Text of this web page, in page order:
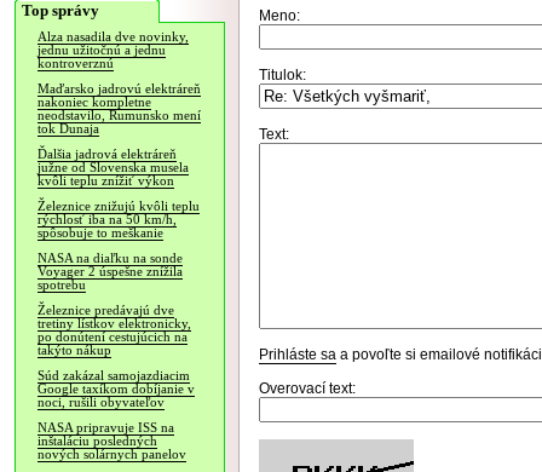
Top správy
Alza nasadila dve novinky,
jednu užitočnú a jednu
kontroverznú
Maďarsko jadrovú elektráreň
nakoniec kompletne
neodstavilo, Rumunsko mení
tok Dunaja
Ďalšia jadrová elektráreň
južne od Slovenska musela
kvôli teplu znížiť výkon
Železnice znižujú kvôli teplu
rýchlosť iba na 50 km/h,
spôsobuje to meškanie
NASA na diaľku na sonde
Voyager 2 úspešne znížila
spotrebu
Železnice predávajú dve
tretiny lístkov elektronicky,
po donútení cestujúcich na
takýto nákup
Súd zakázal samojazdiacim
Google taxíkom dobíjanie v
noci, rušili obyvateľov
NASA pripravuje ISS na
inštaláciu posledných
nových solárnych panelov
Meno:
Titulok:
Text:
Prihláste sa a povoľte si emailové
Overovací text: